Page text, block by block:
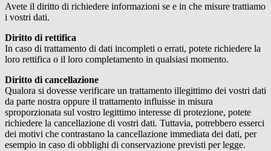
Avete il diritto di richiedere informazioni se e in che misure trattiamo
i vostri dati.
Diritto di rettifica
In caso di trattamento di dati incompleti o errati, potete richiedere la
loro rettifica o il loro completamento in qualsiasi momento.
Diritto di cancellazione
Qualora si dovesse verificare un trattamento illegittimo dei vostri dati
da parte nostra oppure il trattamento influisse in misura
sproporzionata sul vostro legittimo interesse di protezione, potete
richiedere la cancellazione di vostri dati. Tuttavia, potrebbero esserci
dei motivi che contrastano la cancellazione immediata dei dati, per
esempio in caso di obblighi di conservazione previsti per legge.